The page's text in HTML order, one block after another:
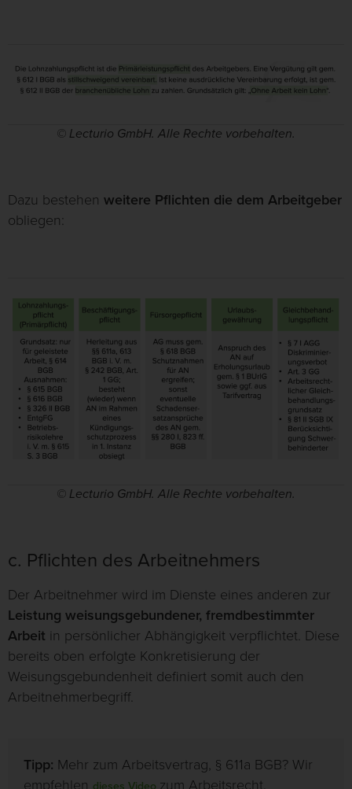
© Lecturio GmbH. Alle Rechte vorbehalten.
Dazu bestehen weitere Pflichten die dem Arbeitgeber
obliegen:
© Lecturio GmbH. Alle Rechte vorbehalten.
c. Pflichten des Arbeitnehmers
Der Arbeitnehmer wird im Dienste eines anderen zur
Leistung weisungsgebundener, fremdbestimmter
Arbeit in persönlicher Abhängigkeit verpflichtet. Diese
bereits oben erfolgte Konkretisierung der
Weisungsgebundenheit definiert somit auch den
Arbeitnehmerbegriff.
Tipp: Mehr zum Arbeitsvertrag, § 611a BGB? Wir
empfehlen dieses Video zum Arbeitsrecht.